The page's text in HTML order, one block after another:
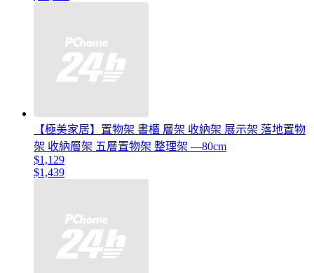
【極美家居】置物架 書櫃 層架 收納架 展示架 落地置物
架 收納層架 五層置物架 整理架 —80cm
$1,129
$1,439